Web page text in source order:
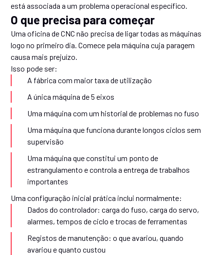
está associada a um problema operacional específico.
O que precisa para começar
Uma oficina de CNC não precisa de ligar todas as máquinas
logo no primeiro dia. Comece pela máquina cuja paragem
causa mais prejuízo.
Isso pode ser:
A fábrica com maior taxa de utilização
A única máquina de 5 eixos
Uma máquina com um historial de problemas no fuso
Uma máquina que funciona durante longos ciclos sem
supervisão
Uma máquina que constitui um ponto de
estrangulamento e controla a entrega de trabalhos
importantes
Uma configuração inicial prática inclui normalmente:
Dados do controlador: carga do fuso, carga do servo,
alarmes, tempos de ciclo e trocas de ferramentas
Registos de manutenção: o que avariou, quando
avariou e quanto custou